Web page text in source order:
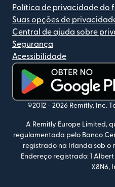
Política de privacidade do
Suas opções de
Central de ajuda sobre
Segurança
Acessibilidade
(abre em uma nova janela)
©2012 - 2026 Remitly, Inc.
A Remitly Europe Limited,
regulamentada pelo Banco
registrado na Irlanda sob o
Endereço registrado: 1
X8N6,